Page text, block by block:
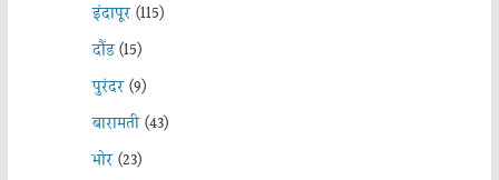
इंदापूर(115)
दौंड(15)
पुरंदर(9)
बारामती(43)
भोर(23)